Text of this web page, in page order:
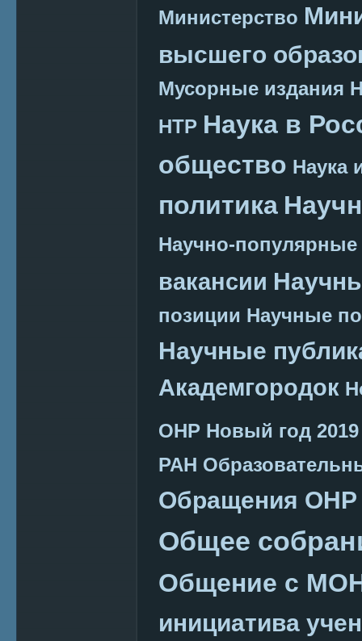
Министерство
высшего
Мусорные издания
НТР Наука в
общество Наука
политика
Научно-
вакансии
позиции Научные
Научные
Академгородок
ОНР Новый год 2019
РАН
Обращения ОНР
Общее
Общение с
инициатива